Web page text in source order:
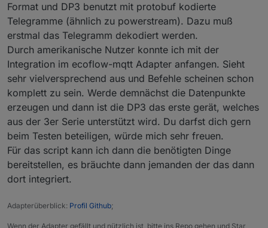
Format und DP3 benutzt mit protobuf kodierte
Telegramme (ähnlich zu powerstream). Dazu muß
erstmal das Telegramm dekodiert werden.
Durch amerikanische Nutzer konnte ich mit der
Integration im ecoflow-mqtt Adapter anfangen. Sieht
sehr vielversprechend aus und Befehle scheinen schon
komplett zu sein. Werde demnächst die Datenpunkte
erzeugen und dann ist die DP3 das erste gerät, welches
aus der 3er Serie unterstützt wird. Du darfst dich gern
beim Testen beteiligen, würde mich sehr freuen.
Für das script kann ich dann die benötigten Dinge
bereitstellen, es bräuchte dann jemanden der das dann
dort integriert.
Adapterüberblick: Profil Github;
Wenn der Adapter gefällt und nützlich ist, bitte ins Repo gehen und Star